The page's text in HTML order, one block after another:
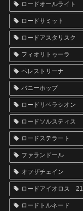
ロードオールライト
ロードサミット
ロードアスタリスク
フィオリトゥーラ
ペレストリーナ
バニーホップ
ロードリベラシオン
ロードソルスティス
ロードステラート
ファランドール
オフザチェイン
ロードアイオロス 21
ロードトルネード